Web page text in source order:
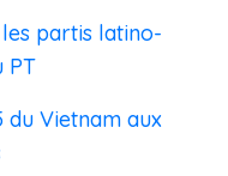
partis latino-
PT
du Vietnam aux